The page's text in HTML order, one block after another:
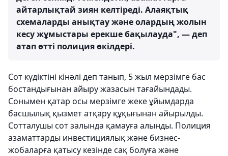
айтарлықтай зиян келтіреді. Алаяқтық
схемаларды анықтау және олардың жолын
кесу жұмыстары ерекше бақылауда", — деп
атап өтті полиция өкілдері.
Сот күдіктіні кінәлі деп танып, 5 жыл мерзімге бас
бостандығынан айыру жазасын тағайындады.
Сонымен қатар осы мерзімге жеке ұйымдарда
басшылық қызмет атқару құқығынан айырылды.
Сотталушы сот залында қамауға алынды. Полиция
азаматтарды инвестициялық және бизнес-
жобаларға қатысу кезінде сақ болуға және